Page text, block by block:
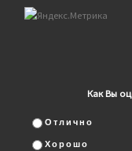
Как Вы
Отлично
Хорошо